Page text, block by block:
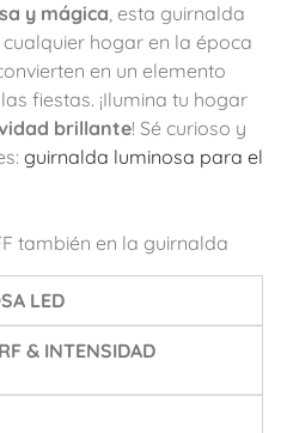
y mágica, esta guirnalda
hogar en la época
en un elemento
fiestas. ¡Ilumina tu hogar
brillante! Sé curioso y
guirnalda luminosa para el
también en la guirnalda
LED
& INTENSIDAD